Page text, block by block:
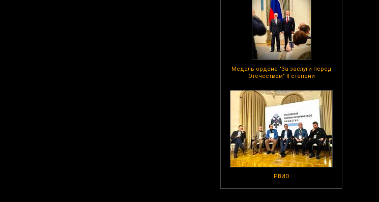
Медаль ордена "За заслуги перед
Отечеством" II степени
РВИО